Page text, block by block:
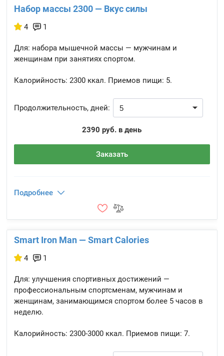
Набор массы 2300 — Вкус силы
4 1
Для: набора мышечной массы — мужчинам и
женщинам при занятиях спортом.
Калорийность: 2300 ккал. Приемов пищи: 5.
Продолжительность, дней:
2390 руб. в день
Заказать
Подробнее
Smart Iron Man — Smart Calories
4 1
Для: улучшения спортивных достижений —
профессиональным спортсменам, мужчинам и
женщинам, занимающимся спортом более 5 часов в
неделю.
Калорийность: 2300-3000 ккал. Приемов пищи: 7.